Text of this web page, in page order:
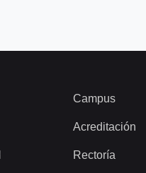
Campus
Acreditación
Rectoría